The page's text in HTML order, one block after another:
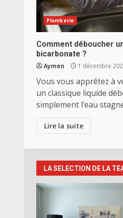
Plomberie
Comment déboucher
bicarbonate ?
Aymen 1 décembre
Vous vous apprêtez à
un classique liquide
simplement l’eau
Lire la suite
LA SELECTION DE LA